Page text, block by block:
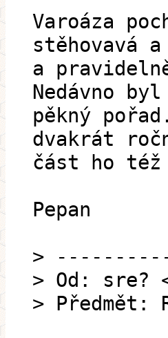
Varoáza
stěhovavá
a
Nedávno
pěkný
dvakrát
část ho
Pepan
>
> Od: sre?
> Předmět: